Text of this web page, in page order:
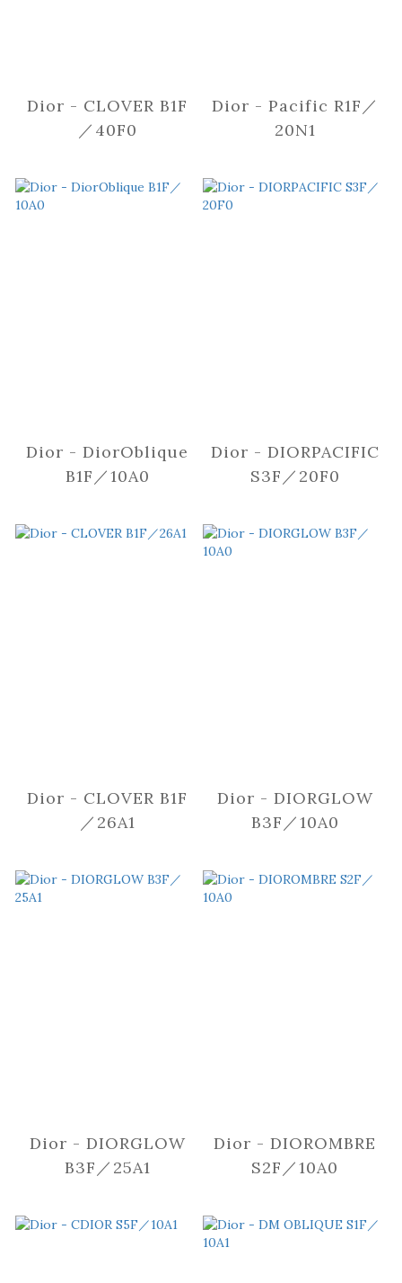
Dior - CLOVER B1F
／40F0
Dior - Pacific R1F／
20N1
Dior - DiorOblique
B1F／10A0
Dior - DIORPACIFIC
S3F／20F0
Dior - CLOVER B1F
／26A1
Dior - DIORGLOW
B3F／10A0
Dior - DIORGLOW
B3F／25A1
Dior - DIOROMBRE
S2F／10A0